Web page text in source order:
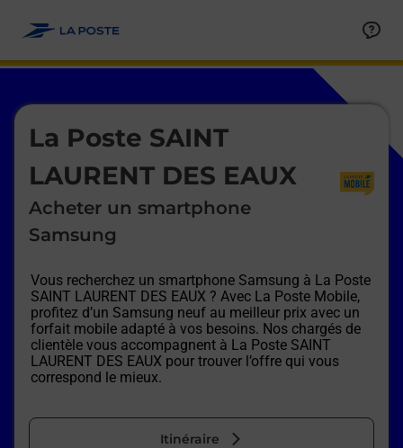
La Poste SAINT
LAURENT DES EAUX
Acheter un smartphone
Samsung
Vous recherchez un smartphone Samsung à La Poste
SAINT LAURENT DES EAUX ? Avec La Poste Mobile,
profitez d’un Samsung neuf au meilleur prix avec un
forfait mobile adapté à vos besoins. Nos chargés de
clientèle vous accompagnent à La Poste SAINT
LAURENT DES EAUX pour trouver l’offre qui vous
correspond le mieux.
Itinéraire
Le lien s'ouvre dans un nouvel onglet